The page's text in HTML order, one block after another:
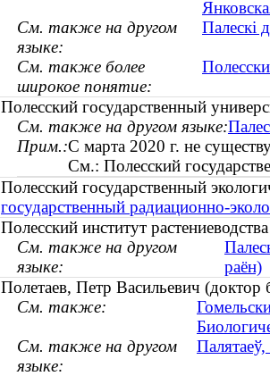
См. также на другом
языке:
Палескі
См. также более
широкое понятие:
Полесский государственный
См. также на другом языке:
Прим.:С марта 2020 г. не
См.: Полесский
Полесский государственный
государственный радиационно-
Полесский институт
См. также на другом
языке:
раён)
Полетаев, Петр Васильевич
См. также:
См. также на другом
языке: